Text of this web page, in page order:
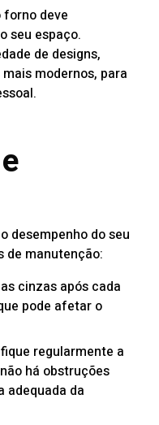
forno deve
seu espaço.
de designs,
modernos, para
desempenho do seu
de manutenção:
cinzas após cada
pode afetar o
regularmente a
há obstruções
adequada da